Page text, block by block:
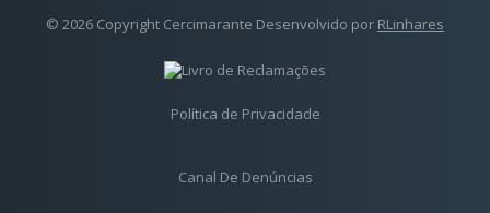
© 2026 Copyright Cercimarante Desenvolvido por RLinhares
Política de Privacidade
Canal De Denúncias